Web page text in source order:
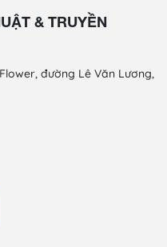
& TRUYỀN
đường Lê Văn Lương,